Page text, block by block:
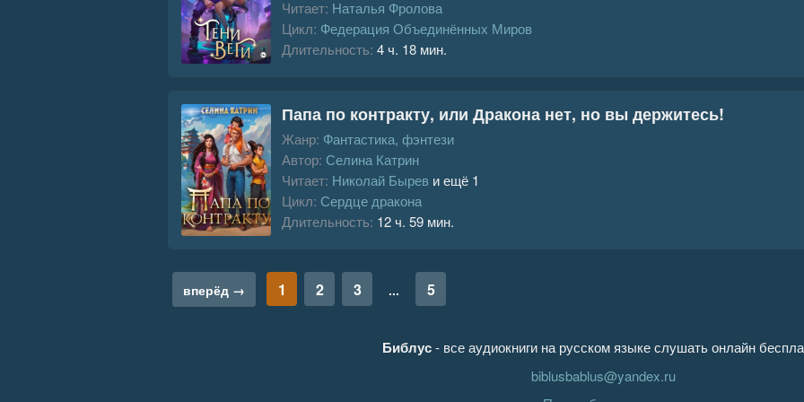
Читает: Наталья Фролова
Цикл: Федерация Объединённых Миров
Длительность: 4 ч. 18 мин.
Папа по контракту, или Дракона нет, но вы держитесь!
Жанр: Фантастика, фэнтези
Автор: Селина Катрин
Читает: Николай Бырев и ещё 1
Цикл: Сердце дракона
Длительность: 12 ч. 59 мин.
вперёд → 1 2 3 ... 5
Библус- все аудиокниги на русском языке слушать онлайн
biblusbablus@yandex.ru